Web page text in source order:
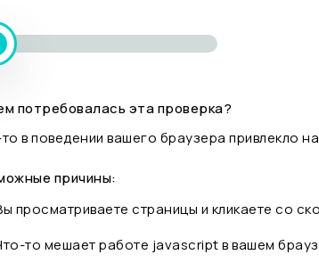
потребовалась эта проверка?
в поведении вашего браузера привлекло
причины:
просматриваете страницы и кликаете со
то мешает работе javascript в вашем